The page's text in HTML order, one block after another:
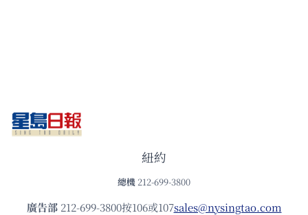
紐約
總機 212-699-3800
廣告部212-699-3800按106或107sales@nysingtao.com